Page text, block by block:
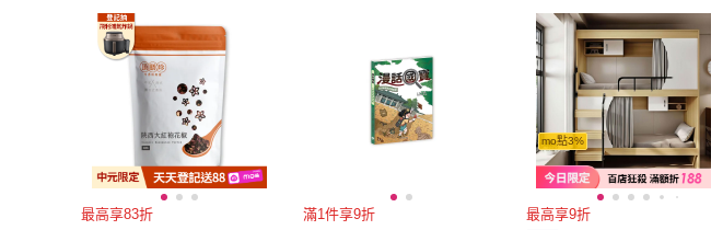
最高享83折 滿1件享9折
mo點3%
最高享9折